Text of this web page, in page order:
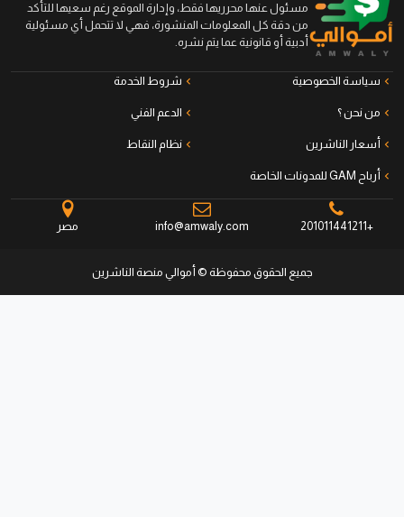
مسئول عنها محرريها فقط، وإدارة الموقع رغم سعيها للتأكد
من دقة كل المعلومات المنشورة، فهي لا تتحمل أي مسئولية
أدبية أو قانونية عما يتم نشره.
سياسة الخصوصية شروط الخدمة
من نحن ؟ الدعم الفني
أسعار الناشرين نظام النقاط
أرباح GAM للمدونات الخاصة
info@amwaly.com
جميع الحقوق محفوظة © أموالي منصة الناشرين